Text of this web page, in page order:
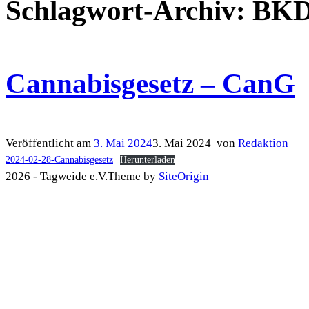
Schlagwort-Archiv:
Cannabisgesetz – CanG
Veröffentlicht am 3. Mai 20243. Mai 2024 von Redaktion
2024-02-28-Cannabisgesetz Herunterladen
2026 - Tagweide e.V.Theme by SiteOrigin